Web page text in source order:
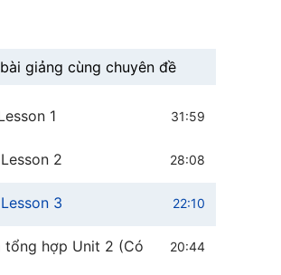
giảng cùng chuyên đề
1 31:59
2 28:08
3 22:10
tổng hợp Unit 2 (Có
20:44